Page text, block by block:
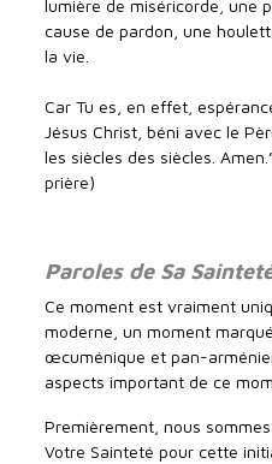
lumière de miséricorde, une
cause de pardon, une
la vie.
Car Tu es, en effet,
Jésus Christ, béni avec le
les siècles des siècles.
prière)
Paroles de Sa
Ce moment est vraiment
moderne, un moment
œcuménique et pan-
aspects important de ce
Premièrement, nous
Votre Sainteté pour cette